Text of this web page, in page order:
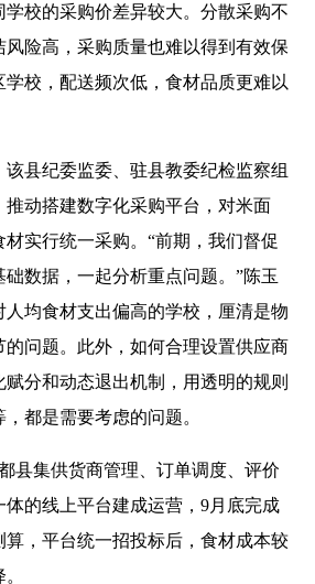
校的采购价差异较大。分散采购不
险高，采购质量也难以得到有效保
校，配送频次低，食材品质更难以
纪委监委、驻县教委纪检监察组
推动搭建数字化采购平台，对米面
实行统一采购。“前期，我们督促
数据，一起分析重点问题。”陈玉
人均食材支出偏高的学校，厘清是物
的问题。此外，如何合理设置供应商
分和动态退出机制，用透明的规则
都是需要考虑的问题。
集供货商管理、订单调度、评价
体的线上平台建成运营，9月底完成
算，平台统一招投标后，食材成本较